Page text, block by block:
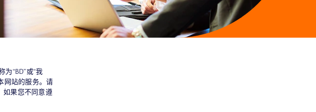
为“BD”或“我
网站的服务。请
如果您不同意遵